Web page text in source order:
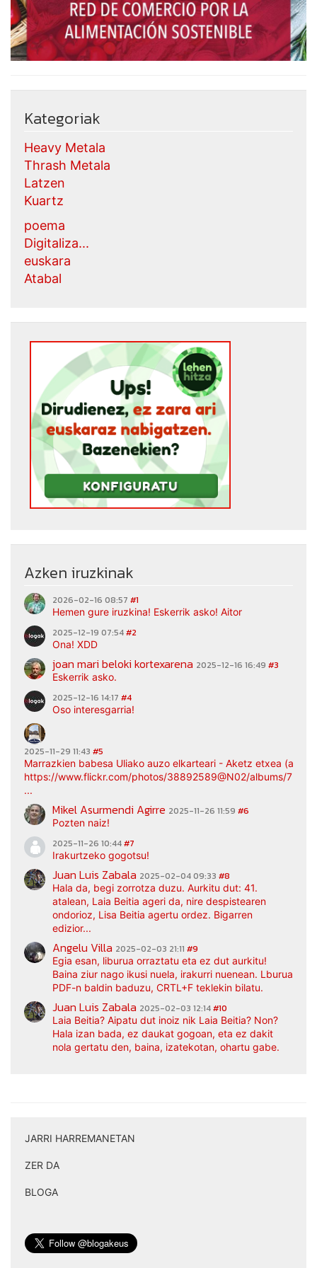
Kategoriak
Heavy Metala
Thrash Metala
Latzen
Kuartz
poema
Digitaliza...
euskara
Atabal
Azken iruzkinak
2026-02-16 08:57 #1
Hemen gure iruzkina! Eskerrik asko! Aitor
2025-12-19 07:54#2
Ona! XDD
joan mari beloki kortexarena 2025-12-16 16:49 #3
Eskerrik asko.
2025-12-16 14:17 #4
Oso interesgarria!
2025-11-29 11:43 #5
Marrazkien babesa Uliako auzo elkarteari - Aketz etxea
https://www.flickr.com/photos/38892589@N02/albums/
...
Mikel Asurmendi Agirre 2025-11-26 11:59 #6
Pozten naiz!
2025-11-26 10:44#7
Irakurtzeko gogotsu!
Juan Luis Zabala 2025-02-04 09:33 #8
Hala da, begi zorrotza duzu. Aurkitu dut: 41.
atalean, Laia Beitia ageri da, nire despistearen
ondorioz, Lisa Beitia agertu ordez. Bigarren
edizior...
Angelu Villa 2025-02-03 21:11 #9
Egia esan, liburua orraztatu eta ez dut aurkitu!
Baina ziur nago ikusi nuela, irakurri nuenean. Lburua
PDF-n baldin baduzu, CRTL+F teklekin bilatu.
Juan Luis Zabala 2025-02-03 12:14#10
Laia Beitia? Aipatu dut inoiz nik Laia Beitia? Non?
Hala izan bada, ez daukat gogoan, eta ez dakit
nola gertatu den, baina, izatekotan, ohartu gabe.
JARRI HARREMANETAN
ZER DA
BLOGA